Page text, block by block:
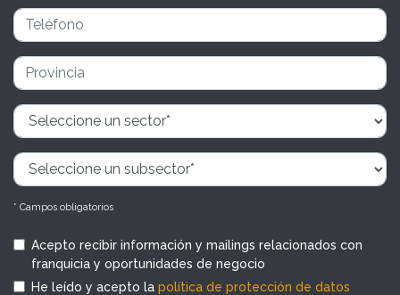
* Campos obligatorios
Acepto recibir información y mailings relacionados con
franquicia y oportunidades de negocio
He leído y acepto la política de protección de datos